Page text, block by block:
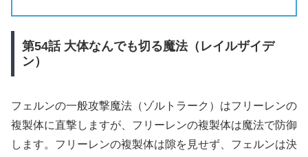
第54話 大体なんでも切る魔法（レイルザイデ
ン）
フェルンの一般攻撃魔法（ゾルトラーク）はフリーレンの
複製体に直撃しますが、フリーレンの複製体は魔法で防御
します。フリーレンの複製体は隙を見せず、フェルンは決